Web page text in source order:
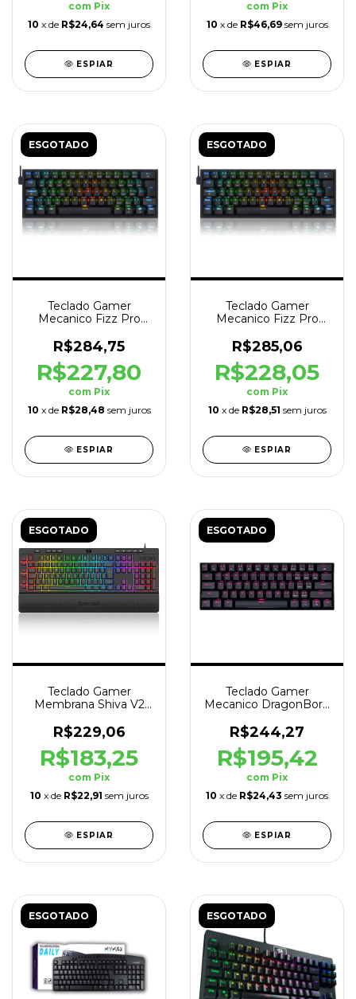
com Pix
10 x de R$24,64 sem juros
ESPIAR
com Pix
10 x de R$46,69 sem juros
ESPIAR
ESGOTADO
Teclado Gamer
Mecanico Fizz Pro
Preto
R$284,75
R$227,80
com Pix
10 x de R$28,48 sem juros
ESPIAR
ESGOTADO
Teclado Gamer
Mecanico Fizz Pro
Preto
R$285,06
R$228,05
com Pix
10 x de R$28,51 sem juros
ESPIAR
ESGOTADO
Teclado Gamer
Membrana Shiva V2
R$229,06
R$183,25
com Pix
10 x de R$22,91 sem juros
ESPIAR
ESGOTADO
Teclado Gamer
Mecanico DragonBorn
R$244,27
R$195,42
com Pix
10 x de R$24,43 sem juros
ESPIAR
ESGOTADO ESGOTADO